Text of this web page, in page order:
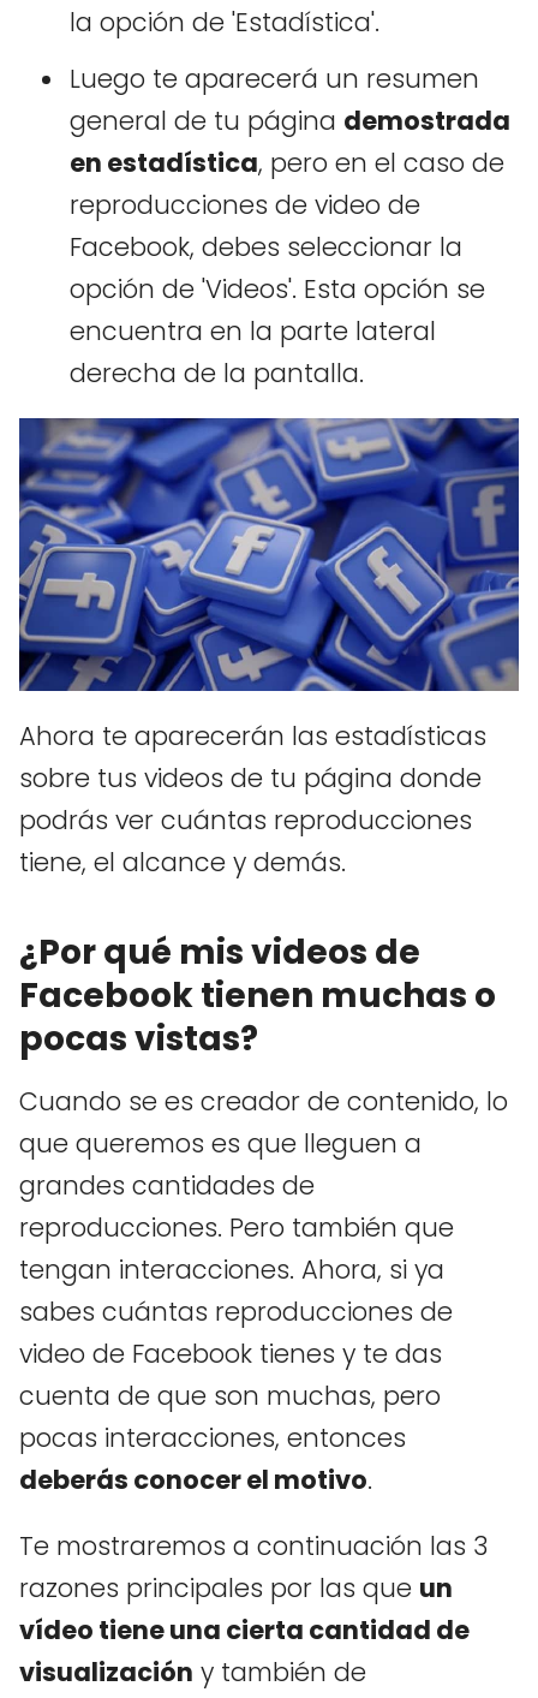
la opción de 'Estadística'.
Luego te aparecerá un resumen
general de tu página demostrada
en estadística, pero en el caso de
reproducciones de video de
Facebook, debes seleccionar la
opción de 'Videos'. Esta opción se
encuentra en la parte lateral
derecha de la pantalla.
Ahora te aparecerán las estadísticas
sobre tus videos de tu página donde
podrás ver cuántas reproducciones
tiene, el alcance y demás.
¿Por qué mis videos de
Facebook tienen muchas o
pocas vistas?
Cuando se es creador de contenido, lo
que queremos es que lleguen a
grandes cantidades de
reproducciones. Pero también que
tengan interacciones. Ahora, si ya
sabes cuántas reproducciones de
video de Facebook tienes y te das
cuenta de que son muchas, pero
pocas interacciones, entonces
deberás conocer el motivo.
Te mostraremos a continuación las 3
razones principales por las que un
vídeo tiene una cierta cantidad de
visualización y también de